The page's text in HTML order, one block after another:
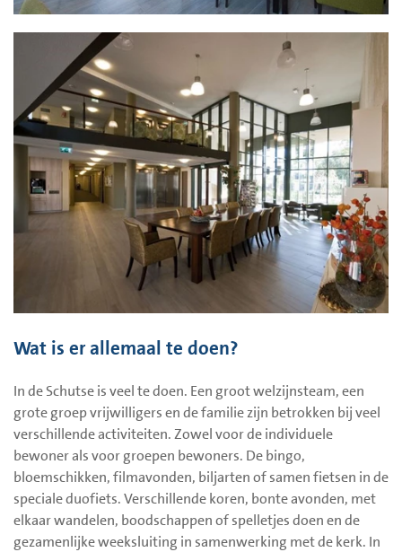
Wat is er allemaal te doen?
In de Schutse is veel te doen. Een groot welzijnsteam, een
grote groep vrijwilligers en de familie zijn betrokken bij veel
verschillende activiteiten. Zowel voor de individuele
bewoner als voor groepen bewoners. De bingo,
bloemschikken, filmavonden, biljarten of samen fietsen in de
speciale duofiets. Verschillende koren, bonte avonden, met
elkaar wandelen, boodschappen of spelletjes doen en de
gezamenlijke weeksluiting in samenwerking met de kerk. In